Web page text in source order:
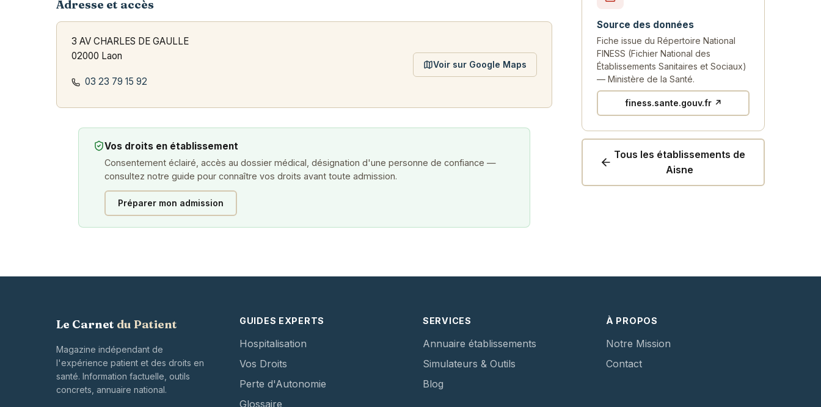
Adresse et accès
3 AV CHARLES DE GAULLE
02000 Laon
03 23 79 15 92
Voir sur Google Maps
Vos droits en établissement
Consentement éclairé, accès au dossier médical, désignation d'une personne de confiance —
consultez notre guide pour connaître vos droits avant toute admission.
Préparer mon admission
Source des données
Fiche issue du Répertoire National
FINESS (Fichier National des
Établissements Sanitaires et Sociaux)
— Ministère de la Santé.
finess.sante.gouv.fr ↗
Tous les établissements de
Aisne
Le Carnet du Patient
Magazine indépendant de
l'expérience patient et des droits en
santé. Information factuelle, outils
concrets, annuaire national.
GUIDES EXPERTS
Hospitalisation
Vos Droits
Perte d'Autonomie
Glossaire
SERVICES
Annuaire établissements
Simulateurs & Outils
Blog
À PROPOS
Notre Mission
Contact